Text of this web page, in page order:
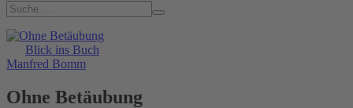
Blick ins Buch
Manfred Bomm
Ohne Betäubung